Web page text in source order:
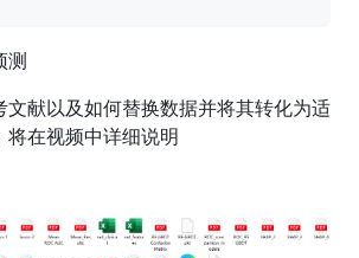
测
文献以及如何替换数据并将其转化为适
将在视频中详细说明